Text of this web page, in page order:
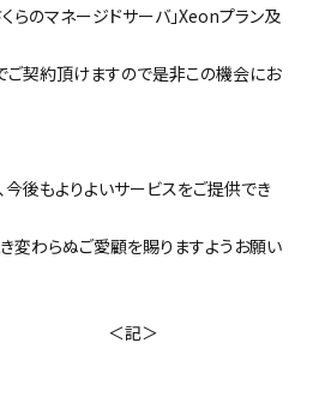
らのマネージドサーバ」Xeonプラン及
ご契約頂けますので是非この機会にお
今後もよりよいサービスをご提供でき
変わらぬご愛顧を賜りますようお願い
＞